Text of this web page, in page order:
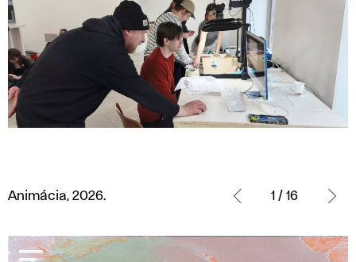
2026.
Animácia, 2026. 1 / 16